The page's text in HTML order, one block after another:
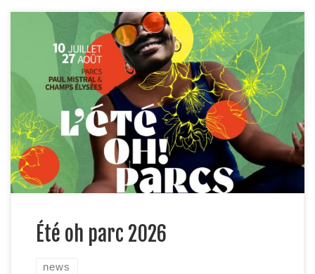
Venez participer, observer, échanger et pourquoi
pas faire vos premiers pas dans la roda avec
nous.Que vous soyez débutant, curieux, sportif
confirmé ou simplement de passage dans le parc,
cette animation est gratuite et ouverte à toutes et
tous. Art martial, danse, musique, chant, jeu,
culture et convivialité… La Capoeira […]
Été oh parc 2026
news